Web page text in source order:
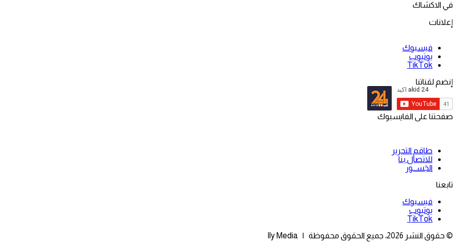
في الاكشاك
إعلانات
فيسبوك
يوتيوب
‫TikTok
إنضم لقناتنا
صفحتنا على الفايسبوك
طاقم التحرير
للاتصال بنا
الجَســور
تابعنا
فيسبوك
يوتيوب
‫TikTok
© حقوق النشر 2026، جميع الحقوق محفوظة | Ily Media